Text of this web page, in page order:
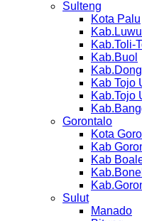
Sulteng
Kota Palu
Kab.Toli-
Kab.Buol
Kab Tojo
Kab.Tojo
Gorontalo
Kota
Kab
Kab
Sulut
Manado